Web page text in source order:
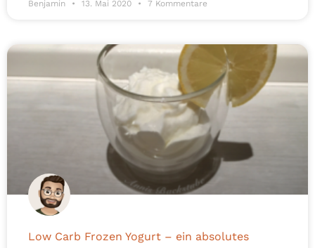
Benjamin 13. Mai 2020 7 Kommentare
Low Carb Frozen Yogurt – ein absolutes